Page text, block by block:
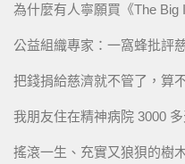
為什麼有人寧願買《The Big
公益組織專家：一窩蜂批評
把錢捐給慈濟就不管了，算
我朋友住在精神病院 3000
搖滾一生、充實又狼狽的樹